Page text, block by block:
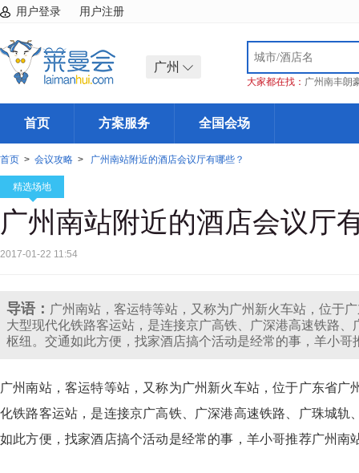
用户登录 用户注册
广州
大家都在找： 广州南丰朗
首页 方案服务 全国会场
首页 > 会议攻略 > 广州南站附近的酒店会议厅有哪些？
精选场地
广州南站附近的酒店会议厅
2017-01-22 11:54
导语： 广州南站，客运特等站，又称为广州新火车站，位于
大型现代化铁路客运站，是连接京广高铁、广深港高速铁路
枢纽。交通如此方便，找家酒店搞个活动是经常的事，羊小哥
广州南站，客运特等站，又称为广州新火车站，位于广东省
化铁路客运站，是连接京广高铁、广深港高速铁路、广珠城轨
如此方便，找家酒店搞个活动是经常的事，羊小哥推荐广州南